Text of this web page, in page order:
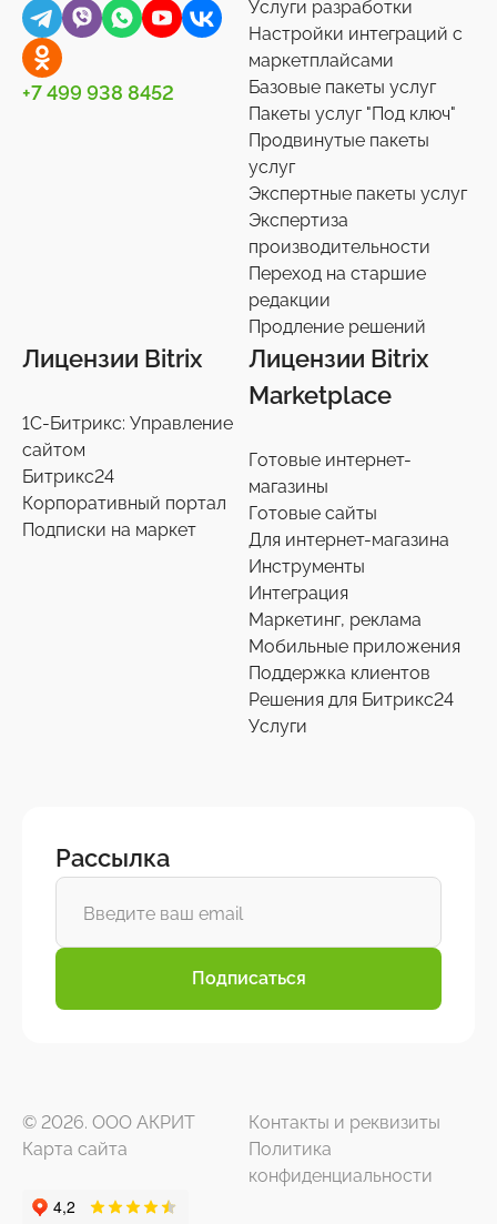
+7 499 938 8452
Услуги разработки
Настройки интеграций с
маркетплайсами
Базовые пакеты услуг
Пакеты услуг "Под ключ"
Продвинутые пакеты
услуг
Экспертные пакеты услуг
Экспертиза
производительности
Переход на старшие
редакции
Продление решений
Лицензии Bitrix
1С-Битрикс: Управление
сайтом
Битрикс24
Корпоративный портал
Подписки на маркет
Лицензии Bitrix
Marketplace
Готовые интернет-
магазины
Готовые сайты
Для интернет-магазина
Инструменты
Интеграция
Маркетинг, реклама
Мобильные приложения
Поддержка клиентов
Решения для Битрикс24
Услуги
Рассылка
Подписаться
© 2026. ООО АКРИТ
Контакты и реквизиты
Карта сайта
Политика
конфиденциальности